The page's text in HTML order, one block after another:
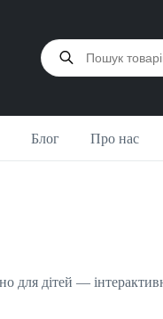
Products
search
Блог Про нас